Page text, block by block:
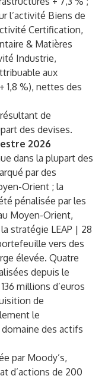
l’activité Biens de
Certification,
& Matières
Industrie,
aux
1,8 %), nettes des
de
des devises.
2026
dans la plupart des
par des
Orient ; la
pénalisée par les
Moyen-Orient,
stratégie LEAP | 28
vers des
élevée. Quatre
depuis le
millions d’euros
de
le
des actifs
par Moody’s,
d’actions de 200